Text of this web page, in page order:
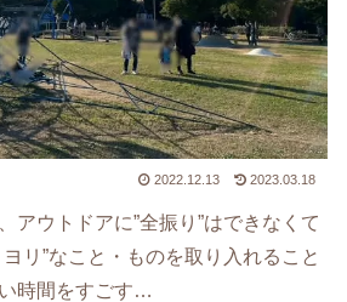
2022.12.13 2023.03.18
アウトドアに”全振り”はできなくて
リ”なこと・ものを取り入れること
時間をすごす…